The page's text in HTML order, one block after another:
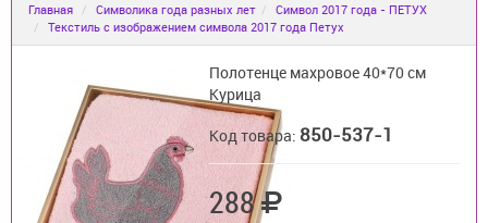
Главная Символика года разных лет
Символ 2017 года - ПЕТУХ
Текстиль с изображением символа 2017 года Петух
Полотенце махровое 40*70 см
Курица
Код товара:850-537-1
288